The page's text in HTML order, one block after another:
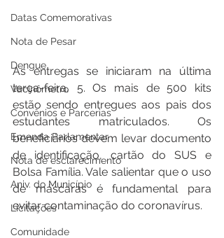
Datas Comemorativas
Nota de Pesar
Dengue
Vacinômetro
Convênios e Parcerias
Emenda Parlamentar
Nota de esclarecimento
Aniv. do Município
Licitações
Comunidade
As entregas se iniciaram na última
terça-feira, 5. Os mais de 500 kits
estão sendo entregues aos pais dos
estudantes matriculados. Os
beneficiários devem levar documento
de identificação, cartão do SUS e
Bolsa Família. Vale salientar que o uso
de máscaras é fundamental para
evitar contaminação do coronavírus.